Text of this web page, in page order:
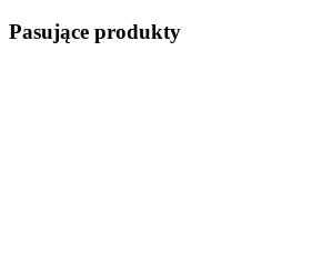
Pasujące produkty